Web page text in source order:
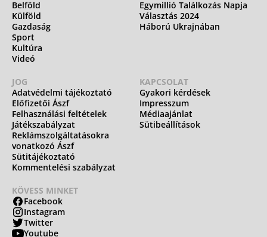
Belföld
Külföld
Gazdaság
Sport
Kultúra
Videó
Egymillió Találkozás Napja
Választás 2024
Háború Ukrajnában
JOG
Adatvédelmi tájékoztató
Előfizetői Ászf
Felhasználási feltételek
Játékszabályzat
Reklámszolgáltatásokra
vonatkozó Ászf
Sütitájékoztató
Kommentelési szabályzat
KAPCSOLAT
Gyakori kérdések
Impresszum
Médiaajánlat
Sütibeállítások
KÖVESS MINKET
Facebook
Instagram
Twitter
Youtube